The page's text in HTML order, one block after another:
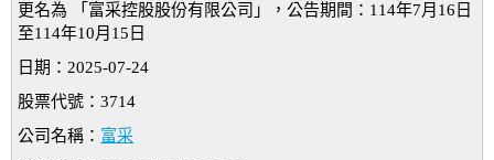
更名為 「富采控股股份有限公司」，公告期間：114年7月16日
至114年10月15日
日期：2025-07-24
股票代號：3714
公司名稱： 富采